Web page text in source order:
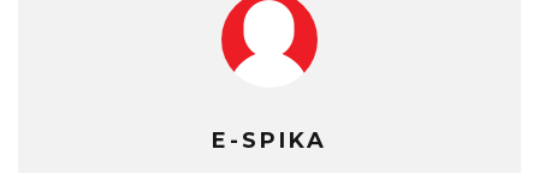
E-SPIKA